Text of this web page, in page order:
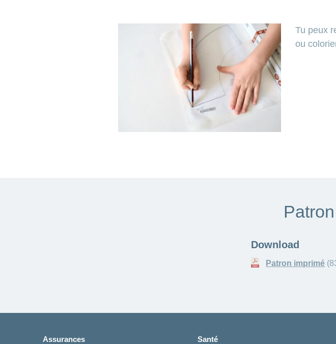
Tu peux
ou
Download
Patron imprimé
Assurances Santé